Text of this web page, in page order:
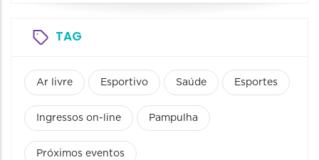
TAG
Ar livre Esportivo Saúde Esportes
Ingressos on-line Pampulha
Próximos eventos